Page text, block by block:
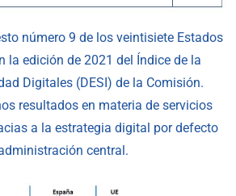
número 9 de los veintisiete Estados
la edición de 2021 del Índice de la
Digitales (DESI) de la Comisión.
resultados en materia de servicios
a la estrategia digital por defecto
central.